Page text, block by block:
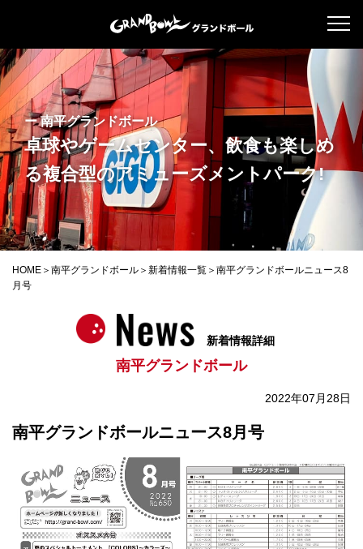
ー 南平グランドボール
卓球やゲームセンター、飲食も楽しめ
る複合型のアミューズメントパーク!
HOME 南平グランドボール 新着情報一覧
南平グランドボールニュース8
月号
新着情報詳細
南平グランドボール
2022年07月28日
南平グランドボールニュース8月号